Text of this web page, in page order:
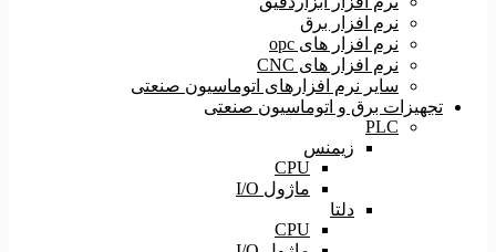
نرم افزار برق
نرم افزار های opc
نرم افزار های CNC
سایر نرم افزارهای اتوماسیون صنعتی
تجهیزات برق و اتوماسیون صنعتی
PLC
زیمنس
CPU
ماژول I/O
دلتا
CPU